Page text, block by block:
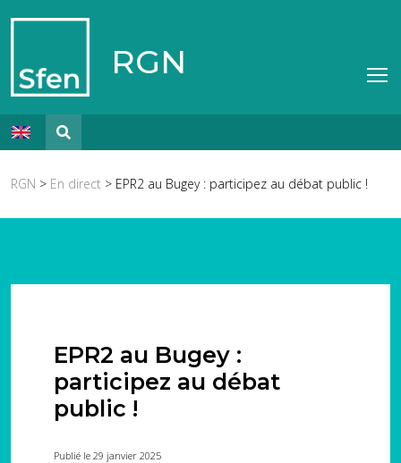
RGN
RGN > En direct > EPR2 au Bugey : participez au débat public !
EPR2 au Bugey :
participez au débat
public !
Publié le 29 janvier 2025